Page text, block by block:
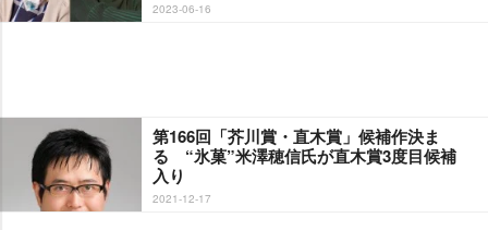
2023-06-16
第166回「芥川賞・直木賞」候補作決ま
る “氷菓”米澤穂信氏が直木賞3度目候補
入り
2021-12-17